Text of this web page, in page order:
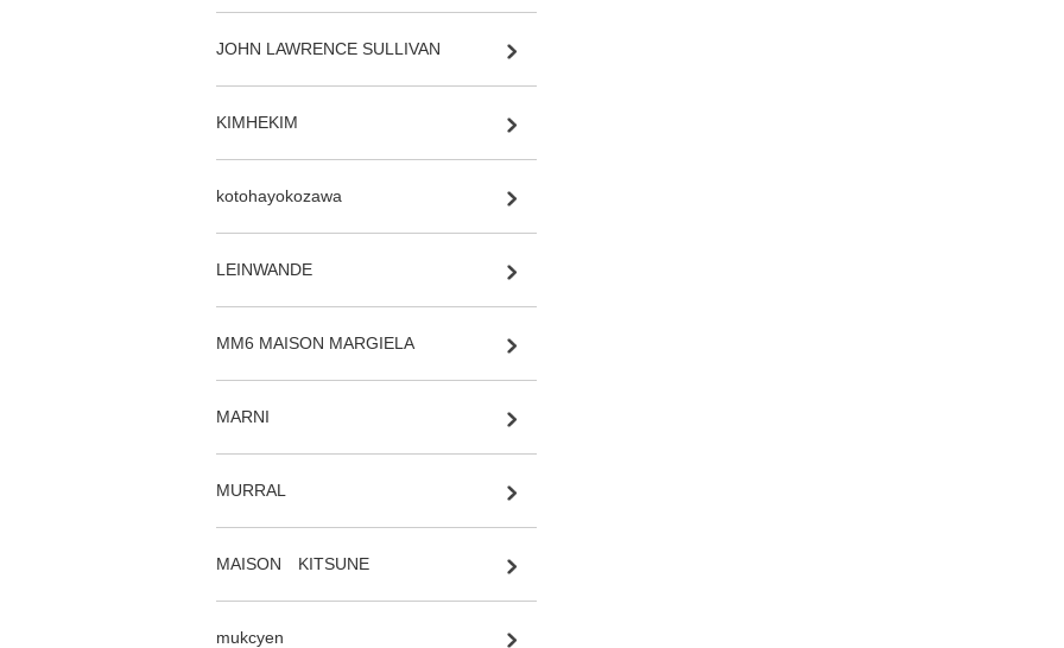
JOHN LAWRENCE SULLIVAN
KIMHEKIM
kotohayokozawa
LEINWANDE
MM6 MAISON MARGIELA
MARNI
MURRAL
MAISON KITSUNE
mukcyen